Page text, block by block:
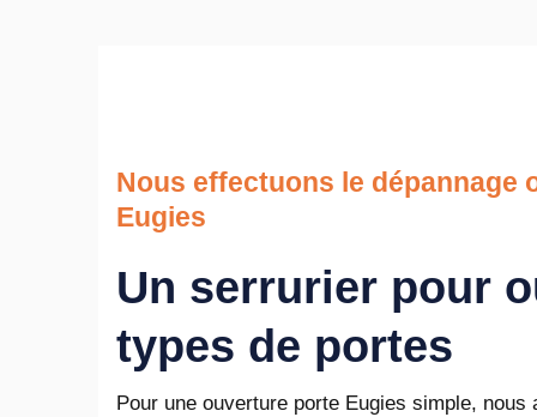
Nous effectuons le dépannage
Eugies
Un serrurier pour
types de portes
Pour une ouverture porte Eugies simple,